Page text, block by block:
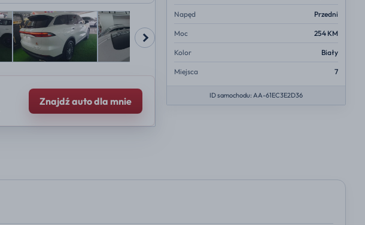
Znajdź auto dla mnie
Napęd Przedni
Moc 254 KM
Kolor Biały
Miejsca 7
ID samochodu: AA-61EC3E2D36